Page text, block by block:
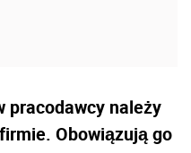
pracodawcy należy
Obowiązują go